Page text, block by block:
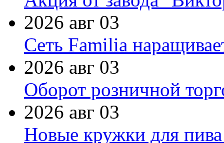
2026 авг 03
Сеть Familia
2026 авг 03
Оборот розничной
2026 авг 03
Новые кружки для